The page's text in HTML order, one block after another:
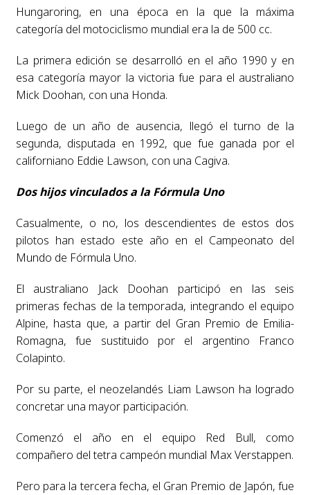
Hungaroring, en una época en la que la máxima
categoría del motociclismo mundial era la de 500 cc.
La primera edición se desarrolló en el año 1990 y en
esa categoría mayor la victoria fue para el australiano
Mick Doohan, con una Honda.
Luego de un año de ausencia, llegó el turno de la
segunda, disputada en 1992, que fue ganada por el
californiano Eddie Lawson, con una Cagiva.
Dos hijos vinculados a la Fórmula Uno
Casualmente, o no, los descendientes de estos dos
pilotos han estado este año en el Campeonato del
Mundo de Fórmula Uno.
El australiano Jack Doohan participó en las seis
primeras fechas de la temporada, integrando el equipo
Alpine, hasta que, a partir del Gran Premio de Emilia-
Romagna, fue sustituido por el argentino Franco
Colapinto.
Por su parte, el neozelandés Liam Lawson ha logrado
concretar una mayor participación.
Comenzó el año en el equipo Red Bull, como
compañero del tetra campeón mundial Max Verstappen.
Pero para la tercera fecha, el Gran Premio de Japón, fue